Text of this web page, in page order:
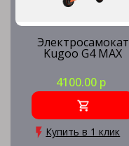
Электросамокат
Kugoo G4 MAX
4100.00 р
Купить в 1 клик